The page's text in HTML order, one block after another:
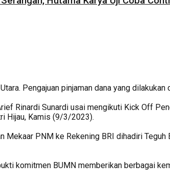
Pengajuan pinjaman dana yang
Rinardi Sunardi usai mengikuti Kick Off
Hijau, Kamis (9/3/2023).
PNM ke Rekening BRI dihadiri
komitmen BUMN memberikan berbagai